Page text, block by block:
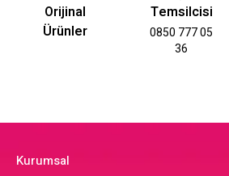
Orijinal
Ürünler
Temsilcisi
0850 777 05
36
Kurumsal